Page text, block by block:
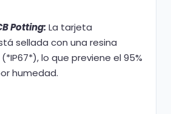
Potting: La tarjeta
sellada con una resina
lo que previene el 95%
humedad.